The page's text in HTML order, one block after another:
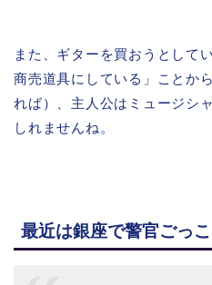
また、ギターを買おうとして
商売道具にしている」ことか
れば）、主人公はミュージシ
しれませんね。
最近は銀座で警官ごっこ